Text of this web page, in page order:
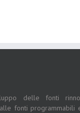
delle fonti
fonti programmabili